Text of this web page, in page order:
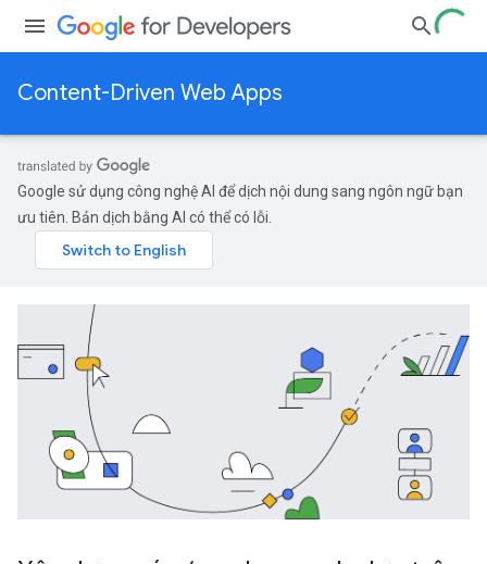
Content-Driven Web Apps
Google sử dụng công nghệ AI để dịch nội dung sang ngôn ngữ bạn
ưu tiên. Bản dịch bằng AI có thể có lỗi.